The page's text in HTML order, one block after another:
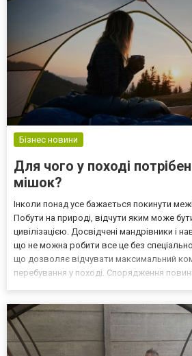
Бізнес новини
Для чого у поході
мішок?
Інколи понад усе бажається покинути
Побути на природі, відчути яким може
цивілізацією. Досвідчені мандрівники і
що не можна робити все це без
що дозволяє відчувати максимальний
перебування у поході. Спорядження